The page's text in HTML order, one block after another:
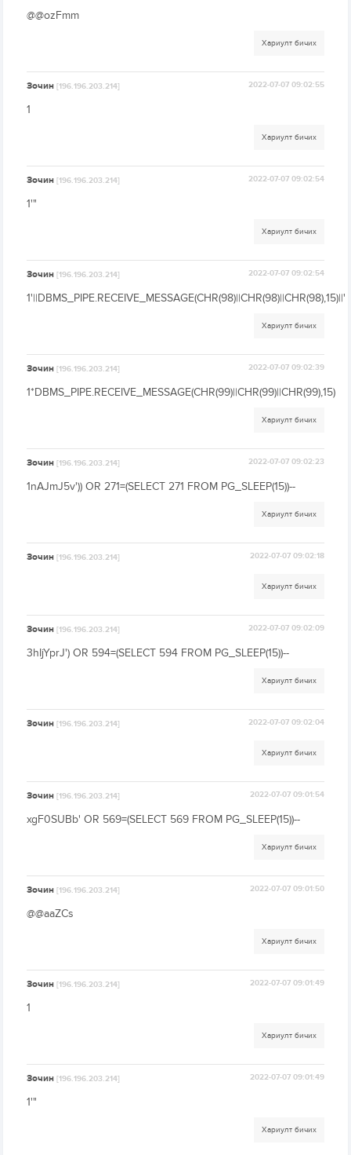
@@ozFmm
Хариулт бичих
Зочин[196.196.203.214] 2022-07-07 09:02:55
1
Хариулт бичих
Зочин[196.196.203.214] 2022-07-07 09:02:54
1'"
Хариулт бичих
Зочин[196.196.203.214] 2022-07-07 09:02:54
1'||DBMS_PIPE.RECEIVE_MESSAGE(CHR(98)||CHR(98)||CHR(98),15)||'
Хариулт бичих
Зочин[196.196.203.214] 2022-07-07 09:02:39
1*DBMS_PIPE.RECEIVE_MESSAGE(CHR(99)||CHR(99)||CHR(99),15)
Хариулт бичих
Зочин[196.196.203.214] 2022-07-07 09:02:23
1nAJmJ5v')) OR 271=(SELECT 271 FROM PG_SLEEP(15))--
Хариулт бичих
Зочин[196.196.203.214] 2022-07-07 09:02:18
Хариулт бичих
Зочин[196.196.203.214] 2022-07-07 09:02:09
3hIjYprJ') OR 594=(SELECT 594 FROM PG_SLEEP(15))--
Хариулт бичих
Зочин[196.196.203.214] 2022-07-07 09:02:04
Хариулт бичих
Зочин[196.196.203.214] 2022-07-07 09:01:54
xgF0SUBb' OR 569=(SELECT 569 FROM PG_SLEEP(15))--
Хариулт бичих
Зочин[196.196.203.214] 2022-07-07 09:01:50
@@aaZCs
Хариулт бичих
Зочин[196.196.203.214] 2022-07-07 09:01:49
1
Хариулт бичих
Зочин[196.196.203.214] 2022-07-07 09:01:49
1'"
Хариулт бичих